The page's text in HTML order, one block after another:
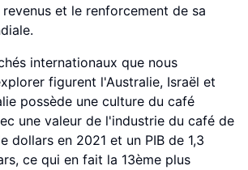
et le renforcement de sa
internationaux que nous
figurent l'Australie, Israël et
possède une culture du café
une valeur de l'industrie du café de
dollars en 2021 et un PIB de 1,3
ce qui en fait la 13ème plus